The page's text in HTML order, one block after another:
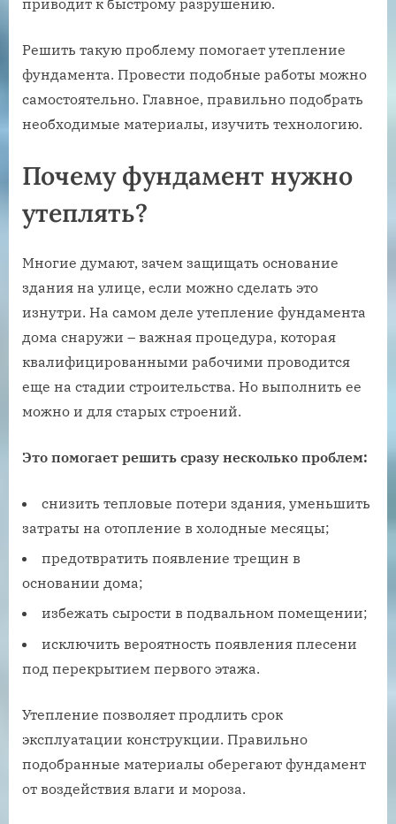
Решить такую проблему помогает утепление
фундамента. Провести подобные работы можно
самостоятельно. Главное, правильно подобрать
необходимые материалы, изучить технологию.
Почему фундамент нужно
утеплять?
Многие думают, зачем защищать основание
здания на улице, если можно сделать это
изнутри. На самом деле утепление фундамента
дома снаружи – важная процедура, которая
квалифицированными рабочими проводится
еще на стадии строительства. Но выполнить ее
можно и для старых строений.
Это помогает решить сразу несколько проблем:
снизить тепловые потери здания, уменьшить
затраты на отопление в холодные месяцы;
предотвратить появление трещин в
основании дома;
избежать сырости в подвальном помещении;
исключить вероятность появления плесени
под перекрытием первого этажа.
Утепление позволяет продлить срок
эксплуатации конструкции. Правильно
подобранные материалы оберегают фундамент
от воздействия влаги и мороза.